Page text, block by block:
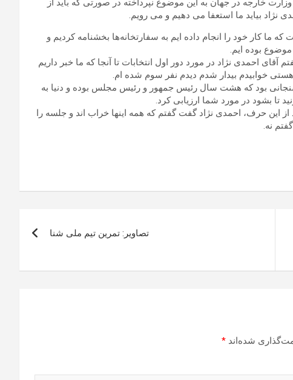
خارجه در جهان به این موضوع نپرداخته در صورتی که باید از
نژاد بیاید ما استعفا می دهیم و می رویم.
کار خود را انجام داده ایم به سفارتخانه‌ها بخشنامه کردیم و
بوده ایم.
احمدی نژاد در مورد دور اول انتخابات تا آنجا که ما خبر داریم
خوابیدم بیدار شدم دیدم نفر سوم شده ام.
بود که هشت سال رئیس جمهور و رئیس مجلس بوده و دنیا به
تا بشود در مورد شما ارزیابی کرد.
این حرف، احمدی نژاد گفت گفتم که همه اینها خراب اند و جلسه را
نه.
تصاویر: تمرین تیم ملی شنا
شده‌اند *